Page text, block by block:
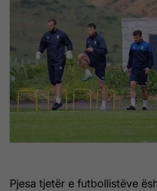
Pjesa tjetër e futbollistëve